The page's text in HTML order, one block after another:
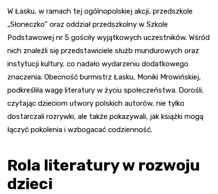
W Łasku, w ramach tej ogólnopolskiej akcji, przedszkole
„Słoneczko” oraz oddział przedszkolny w Szkole
Podstawowej nr 5 gościły wyjątkowych uczestników. Wśród
nich znaleźli się przedstawiciele służb mundurowych oraz
instytucji kultury, co nadało wydarzeniu dodatkowego
znaczenia. Obecność burmistrz Łasku, Moniki Mrowińskiej,
podkreśliła wagę literatury w życiu społeczeństwa. Dorośli,
czytając dzieciom utwory polskich autorów, nie tylko
dostarczali rozrywki, ale także pokazywali, jak książki mogą
łączyć pokolenia i wzbogacać codzienność.
Rola literatury w rozwoju
dzieci